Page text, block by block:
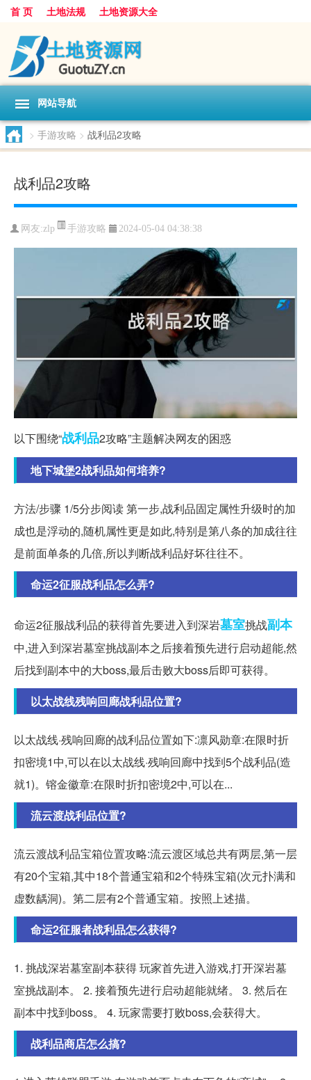
首 页 土地法规 土地资源大全
网站导航
> 手游攻略 > 战利品2攻略
战利品2攻略
网友:zlp 手游攻略 2024-05-04 04:38:38
以下围绕“战利品2攻略”主题解决网友的困惑
地下城堡2战利品如何培养?
方法/步骤 1/5分步阅读 第一步,战利品固定属性升级时的加
成也是浮动的,随机属性更是如此,特别是第八条的加成往往
是前面单条的几倍,所以判断战利品好坏往往不。
命运2征服战利品怎么弄?
命运2征服战利品的获得首先要进入到深岩墓室挑战副本
中,进入到深岩墓室挑战副本之后接着预先进行启动超能,然
后找到副本中的大boss,最后击败大boss后即可获得。
以太战线残响回廊战利品位置?
以太战线·残响回廊的战利品位置如下:凛风勋章:在限时折
扣密境1中,可以在以太战线·残响回廊中找到5个战利品(造
就1)。镕金徽章:在限时折扣密境2中,可以在...
流云渡战利品位置?
流云渡战利品宝箱位置攻略:流云渡区域总共有两层,第一层
有20个宝箱,其中18个普通宝箱和2个特殊宝箱(次元扑满和
虚数龋洞)。第二层有2个普通宝箱。按照上述描。
命运2征服者战利品怎么获得?
1. 挑战深岩墓室副本获得 玩家首先进入游戏,打开深岩墓
室挑战副本。 2. 接着预先进行启动超能就绪。 3. 然后在
副本中找到boss。 4. 玩家需要打败boss,会获得大。
战利品商店怎么搞?